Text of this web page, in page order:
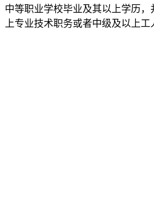
中等职业学校毕业及其以上学历
上专业技术职务或者中级及以上工